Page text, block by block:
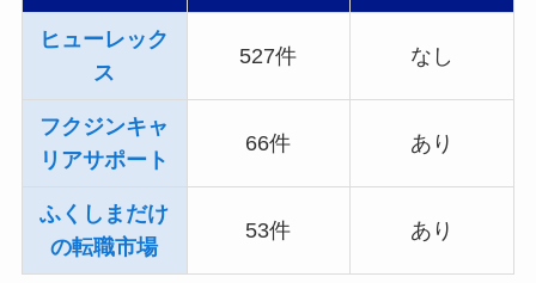
ヒューレック
ス
527件 なし
フクジンキャ
リアサポート
66件 あり
ふくしまだけ
の転職市場
53件 あり